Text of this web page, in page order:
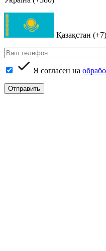
Қазақстан (+7)
Я согласен на